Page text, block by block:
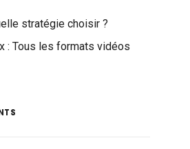
stratégie choisir ?
: Tous les formats vidéos